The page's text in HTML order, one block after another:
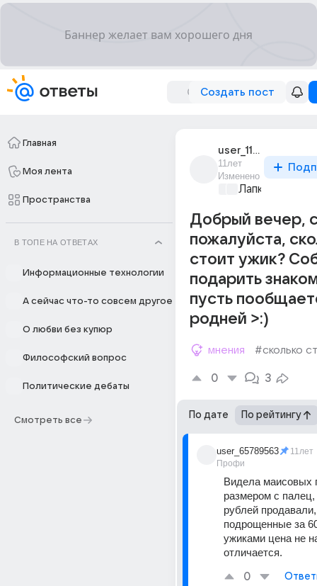
Создать пост
Главная
Моя лента
Пространства
В ТОПЕ НА ОТВЕТАХ
Информационные технологии
А сейчас что-то совсем другое
О любви без купюр
Философский вопрос
Политические дебаты
Смотреть все
user_112103001
11лет
Изменено
Лапки и
Добрый вечер,
пожалуйста,
стоит ужик?
подарить
пусть
родней >:)
мнения #сколько
0 3
По дате По рейтингу
user_65789563
Профи
11лет
Видела маисовых
размером с палец,
рублей продавали,
подрощенные за
ужиками цена не
отличается.
0